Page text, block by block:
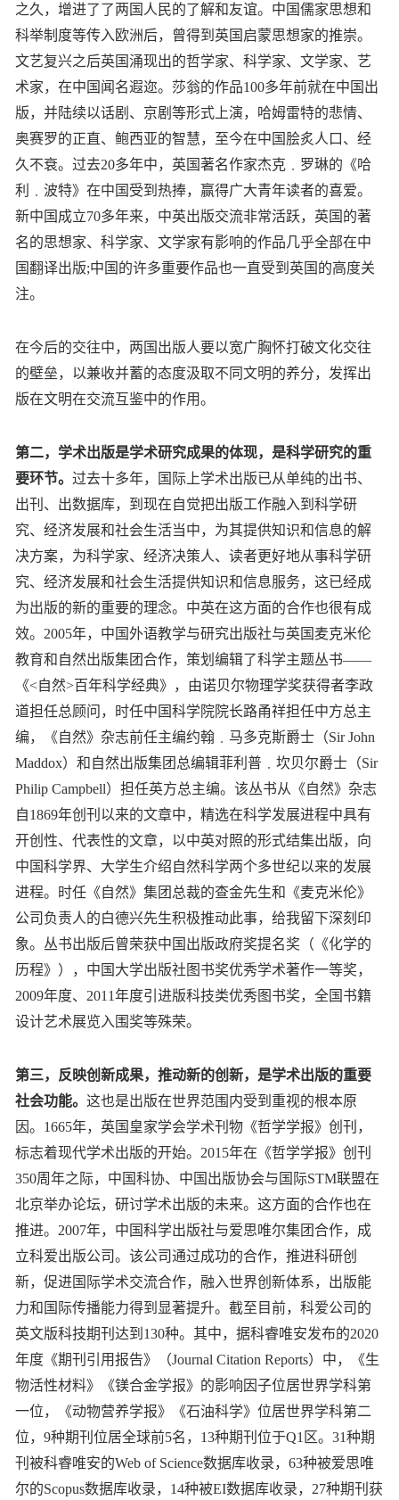
之久，增进了了两国人民的了解和友谊。中国儒家思想和
科举制度等传入欧洲后，曾得到英国启蒙思想家的推崇。
文艺复兴之后英国涌现出的哲学家、科学家、文学家、艺
术家，在中国闻名遐迩。莎翁的作品100多年前就在中国出
版，并陆续以话剧、京剧等形式上演，哈姆雷特的悲情、
奥赛罗的正直、鲍西亚的智慧，至今在中国脍炙人口、经
久不衰。过去20多年中，英国著名作家杰克﹒罗琳的《哈
利﹒波特》在中国受到热捧，赢得广大青年读者的喜爱。
新中国成立70多年来，中英出版交流非常活跃，英国的著
名的思想家、科学家、文学家有影响的作品几乎全部在中
国翻译出版;中国的许多重要作品也一直受到英国的高度关
注。
在今后的交往中，两国出版人要以宽广胸怀打破文化交往
的壁垒，以兼收并蓄的态度汲取不同文明的养分，发挥出
版在文明在交流互鉴中的作用。
第二，学术出版是学术研究成果的体现，是科学研究的重
要环节。 过去十多年，国际上学术出版已从单纯的出书、
出刊、出数据库，到现在自觉把出版工作融入到科学研
究、经济发展和社会生活当中，为其提供知识和信息的解
决方案，为科学家、经济决策人、读者更好地从事科学研
究、经济发展和社会生活提供知识和信息服务，这已经成
为出版的新的重要的理念。中英在这方面的合作也很有成
效。2005年，中国外语教学与研究出版社与英国麦克米伦
教育和自然出版集团合作，策划编辑了科学主题丛书——
《<自然>百年科学经典》，由诺贝尔物理学奖获得者李政
道担任总顾问，时任中国科学院院长路甬祥担任中方总主
编，《自然》杂志前任主编约翰﹒马多克斯爵士（Sir John
Maddox）和自然出版集团总编辑菲利普﹒坎贝尔爵士（Sir
Philip Campbell）担任英方总主编。该丛书从《自然》杂志
自1869年创刊以来的文章中，精选在科学发展进程中具有
开创性、代表性的文章，以中英对照的形式结集出版，向
中国科学界、大学生介绍自然科学两个多世纪以来的发展
进程。时任《自然》集团总裁的查金先生和《麦克米伦》
公司负责人的白德兴先生积极推动此事，给我留下深刻印
象。丛书出版后曾荣获中国出版政府奖提名奖（《化学的
历程》），中国大学出版社图书奖优秀学术著作一等奖，
2009年度、2011年度引进版科技类优秀图书奖，全国书籍
设计艺术展览入围奖等殊荣。
第三，反映创新成果，推动新的创新，是学术出版的重要
社会功能。 这也是出版在世界范围内受到重视的根本原
因。1665年，英国皇家学会学术刊物《哲学学报》创刊，
标志着现代学术出版的开始。2015年在《哲学学报》创刊
350周年之际，中国科协、中国出版协会与国际STM联盟在
北京举办论坛，研讨学术出版的未来。这方面的合作也在
推进。2007年，中国科学出版社与爱思唯尔集团合作，成
立科爱出版公司。该公司通过成功的合作，推进科研创
新，促进国际学术交流合作，融入世界创新体系，出版能
力和国际传播能力得到显著提升。截至目前，科爱公司的
英文版科技期刊达到130种。其中，据科睿唯安发布的2020
年度《期刊引用报告》（Journal Citation Reports）中，《生
物活性材料》《镁合金学报》的影响因子位居世界学科第
一位，《动物营养学报》《石油科学》位居世界学科第二
位，9种期刊位居全球前5名，13种期刊位于Q1区。31种期
刊被科睿唯安的Web of Science数据库收录，63种被爱思唯
尔的Scopus数据库收录，14种被EI数据库收录，27种期刊获